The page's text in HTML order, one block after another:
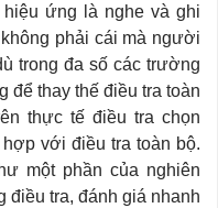
ứng là nghe và ghi
phải cái mà người
trong đa số các trường
để thay thế điều tra toàn
thực tế điều tra chọn
với điều tra toàn bộ.
một phần của nghiên
điều tra, đánh giá nhanh